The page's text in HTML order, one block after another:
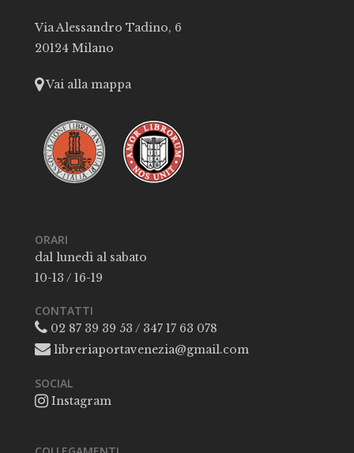
Via Alessandro Tadino, 6
20124 Milano
Vai alla mappa
ORARI
dal lunedì al sabato
10-13 / 16-19
CONTATTI
02 87 39 39 53 / 347 17 63 078
libreriaportavenezia@gmail.com
SOCIAL
Instagram